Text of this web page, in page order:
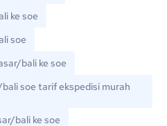
ke soe
soe
bali ke soe
soe tarif ekspedisi murah
bali ke soe